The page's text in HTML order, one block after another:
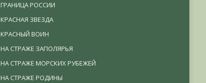
ГРАНИЦА РОССИИ
КРАСНАЯ ЗВЕЗДА
КРАСНЫЙ ВОИН
НА СТРАЖЕ ЗАПОЛЯРЬЯ
НА СТРАЖЕ МОРСКИХ РУБЕЖЕЙ
НА СТРАЖЕ РОДИНЫ